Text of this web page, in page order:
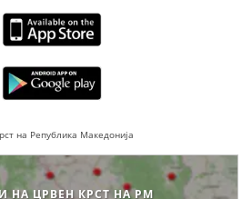
на Република Македонија
НА ЦРВЕН КРСТ НА РМ